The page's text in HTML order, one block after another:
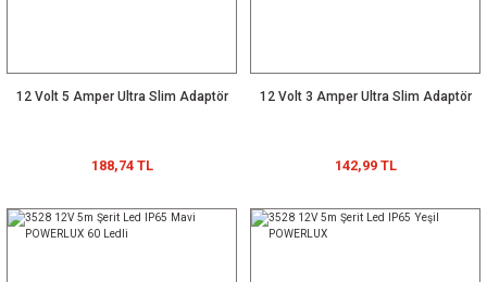
12 Volt 5 Amper Ultra Slim Adaptör
188,74 TL
12 Volt 3 Amper Ultra Slim Adaptör
142,99 TL